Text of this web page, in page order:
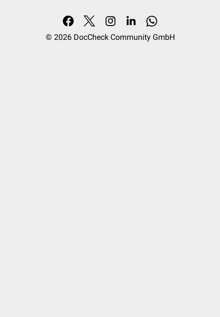
© 2026 DocCheck Community GmbH